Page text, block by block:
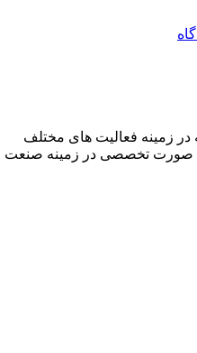
در زمینه فعالیت های مختلف
صورت تخصصی در زمینه صنعت